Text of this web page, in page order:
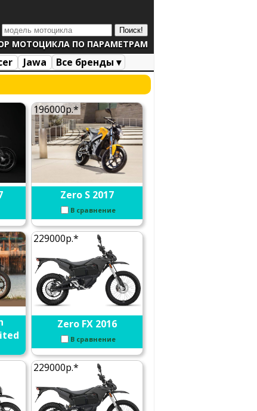
МОТОЦИКЛА ПО ПАРАМЕТРАМ
Jawa
Все бренды ▾
196000р.*
Zero S 2017
В сравнение
229000р.*
Zero FX 2016
В сравнение
229000р.*